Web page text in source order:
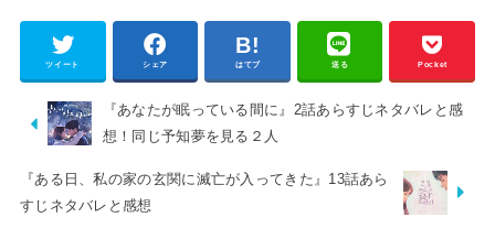
ツイート シェア はてブ 送る Pocket
『あなたが眠っている間に』2話あらすじネタバレと感
想！同じ予知夢を見る２人
『ある日、私の家の玄関に滅亡が入ってきた』13話あら
すじネタバレと感想